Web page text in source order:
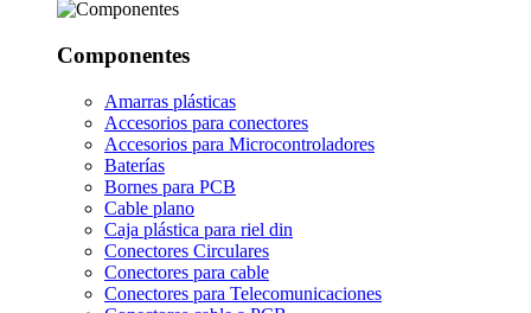
Componentes
Amarras plásticas
Accesorios para conectores
Accesorios para Microcontroladores
Baterías
Bornes para PCB
Cable plano
Caja plástica para riel din
Conectores Circulares
Conectores para cable
Conectores para Telecomunicaciones